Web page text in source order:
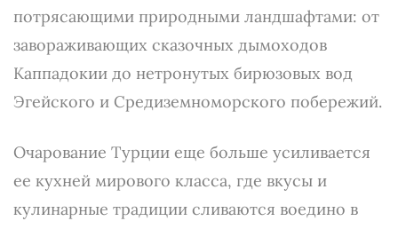
потрясающими природными ландшафтами: от
завораживающих сказочных дымоходов
Каппадокии до нетронутых бирюзовых вод
Эгейского и Средиземноморского побережий.
Очарование Турции еще больше усиливается
ее кухней мирового класса, где вкусы и
кулинарные традиции сливаются воедино в